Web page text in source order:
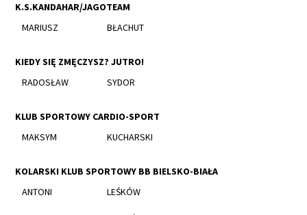
K.S.KANDAHAR/JAGOTEAM
MARIUSZ
BŁACHUT
KIEDY SIĘ ZMĘCZYSZ? JUTRO!
RADOSŁAW
SYDOR
KLUB SPORTOWY CARDIO-SPORT
MAKSYM
KUCHARSKI
KOLARSKI KLUB SPORTOWY BB BIELSKO-BIAŁA
ANTONI
LEŚKÓW